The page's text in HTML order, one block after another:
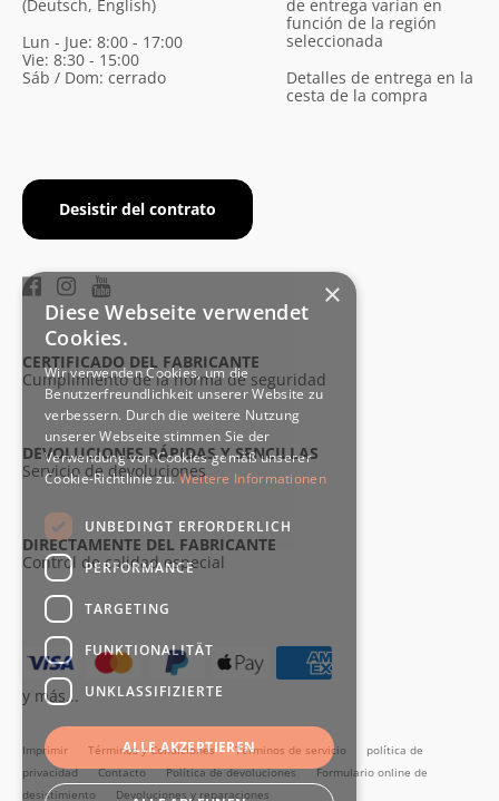
(Deutsch, English)
Lun - Jue: 8:00 - 17:00
Vie: 8:30 - 15:00
Sáb / Dom: cerrado
Desistir del contrato
de entrega varían en
función de la región
seleccionada
Detalles de entrega en la
cesta de la compra
CERTIFICADO DEL FABRICANTE
Cumplimiento de la norma de seguridad
DEVOLUCIONES RÁPIDAS Y SENCILLAS
Servicio de devoluciones
DIRECTAMENTE DEL FABRICANTE
Control de calidad especial
Imprimir Términos y Condiciones Términos de servicio
política de
privacidad
Contacto Política de devoluciones
Formulario online de
desistimiento
Devoluciones y reparaciones
y más...
×
Diese Webseite verwendet
Cookies.
Wir verwenden Cookies, um die
Benutzerfreundlichkeit unserer Website zu
verbessern. Durch die weitere Nutzung
unserer Webseite stimmen Sie der
Verwendung von Cookies gemäß unserer
Cookie-Richtlinie zu.Weitere Informationen
UNBEDINGT ERFORDERLICH
PERFORMANCE
TARGETING
FUNKTIONALITÄT
UNKLASSIFIZIERTE
ALLE AKZEPTIEREN